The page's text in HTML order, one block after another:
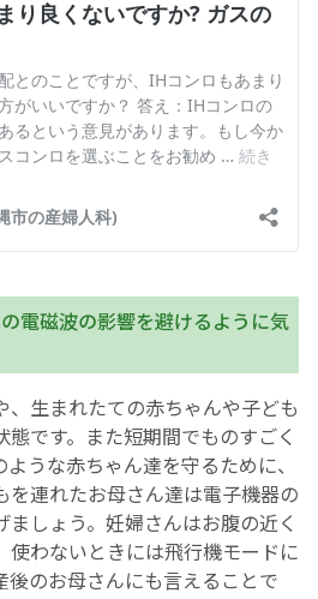
電磁波の影響を避けるように気
、生まれたての赤ちゃんや子ども
です。また短期間でものすごく
うな赤ちゃん達を守るために、
を連れたお母さん達は電子機器の
しょう。妊婦さんはお腹の近く
使わないときには飛行機モードに
後のお母さんにも言えることで